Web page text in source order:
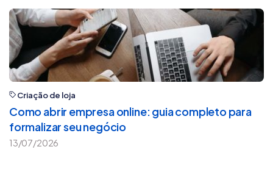
Criação de loja
Como abrir empresa online: guia completo para
formalizar seu negócio
13/07/2026